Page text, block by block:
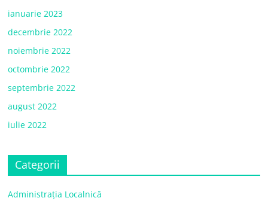
ianuarie 2023
decembrie 2022
noiembrie 2022
octombrie 2022
septembrie 2022
august 2022
iulie 2022
Categorii
Administrația Localnică